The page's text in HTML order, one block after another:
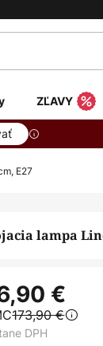
ZĽAVY
E27
lampa
€
173,90 €
DPH